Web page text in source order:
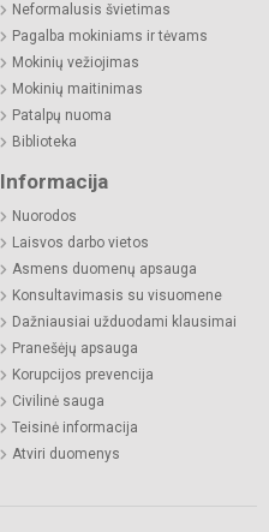
Neformalusis švietimas
Pagalba mokiniams ir tėvams
Mokinių vežiojimas
Mokinių maitinimas
Patalpų nuoma
Biblioteka
Informacija
Nuorodos
Laisvos darbo vietos
Asmens duomenų apsauga
Konsultavimasis su visuomene
Dažniausiai užduodami klausimai
Pranešėjų apsauga
Korupcijos prevencija
Civilinė sauga
Teisinė informacija
Atviri duomenys